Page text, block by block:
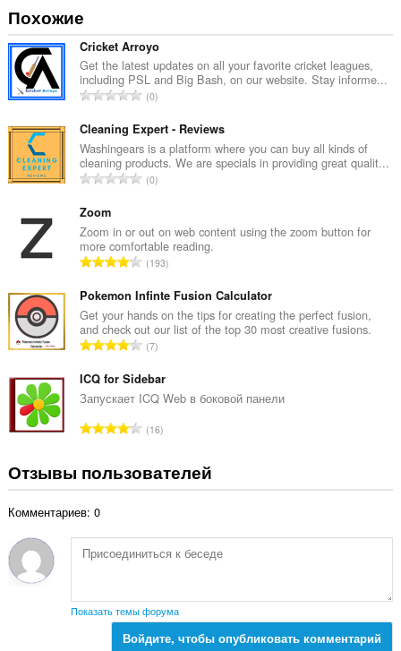
Похожие
Cricket Arroyo
Get the latest updates on all your favorite cricket leagues,
including PSL and Big Bash, on our website. Stay informe...
В
е
г
о
о
н
о
к
:
0
Cleaning Expert - Reviews
Washingears is a platform where you can buy all kinds of
cleaning products. We are specials in providing great qualit...
В
г
о
о
е
н
о
к
:
0
Zoom
Zoom in or out on web content using the zoom button for
more comfortable reading.
В
е
г
о
о
е
н
о
к
193
Pokemon Infinte Fusion Calculator
Get your hands on the tips for creating the perfect fusion,
and check out our list of the top 30 most creative fusions.
В
е
г
о
е
н
:
7
ICQ for Sidebar
Запускает ICQ Web в боковой панели
В
г
ц
е
к
:
16
Отзывы пользователей
Комментариев: 0
Показать темы форума
Войдите, чтобы опубликовать комментарий